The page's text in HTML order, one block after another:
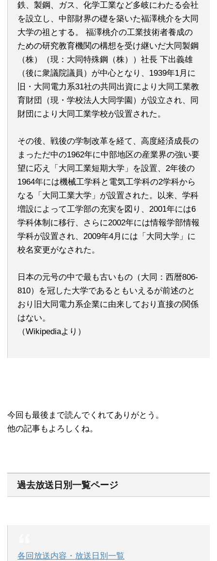
鉄、製鋼、ガス、化学工業など多岐にわたる会社
を設立し、中部財界の礎を築いた福澤桃介を大同
大学の祖とする。 福澤桃介の工業技術者養成の
ための研究教育機関の構想を受け継いだ大同製鋼
（株）（現：大同特殊鋼（株））社長 下出義雄
（後に衆議院議員）が中心となり、1939年1月に
旧・大同電力系31社の共同出資により大同工業教
育財団（現・学校法人大同学園）が設立され、同
財団により大同工業学校が設置された。
その後、戦後の学制改革を経て、高度経済成長の
まっただ中の1962年に中部地区の産業界の強い要
望に応え「大同工業短期大学」を設置、2年後の
1964年には機械工学科と電気工学科の2学科から
なる「大同工業大学」が設置された。以来、学科
増設によって工学部の充実を図り、2001年には6
学科体制に移行、さらに2002年には情報学部情報
学科が設置され、2009年4月には「大同大学」に
校名変更がなされた。
日本の元号の中で最も古いもの（大同：西暦806-
810）を冠した大学であるともいえるが前述のと
おり旧大同電力系企業に由来しており直接の関係
はない。
（Wikipediaより）
今回も最後まで読んでくれてありがとう。
他の記事もよろしくね。
過去放送日別一覧ページ
各回放送内容・放送日別一覧